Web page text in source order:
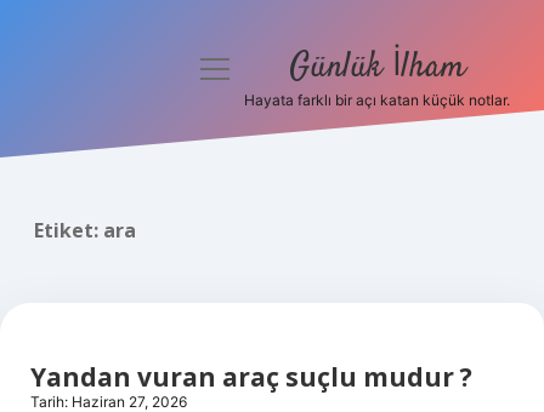
menüyü
Günlük İlham
Hayata farklı bir açı katan küçük notlar.
Etiket: ara
Yandan vuran araç suçlu mudur ?
Tarih: Haziran 27, 2026